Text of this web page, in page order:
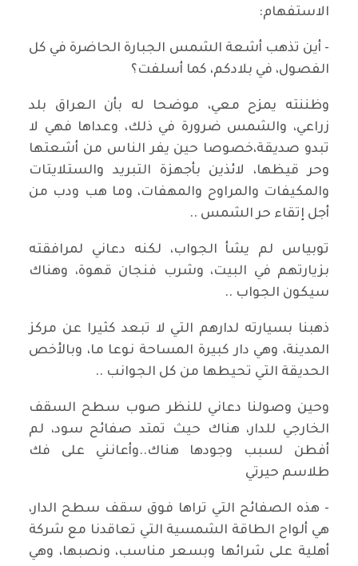
الاستفهام:
- أين تذهب أشعة الشمس الجبارة الحاضرة في كل
الفصول، في بلادكم، كما أسلفت؟
وظننته يمزح معي، موضحا له بأن العراق بلد
زراعي، والشمس ضرورة في ذلك، وعداها فهي لا
تبدو صديقة،خصوصا حين يفر الناس من أشعتها
وحر قيظها، لائذين بأجهزة التبريد والستلايتات
والمكيفات والمراوح والمهفات، وما هب ودب من
أجل إتقاء حر الشمس ..
توبياس لم يشأ الجواب، لكنه دعاني لمرافقته
بزيارتهم في البيت، وشرب فنجان قهوة، وهناك
سيكون الجواب ..
ذهبنا بسيارته لدارهم التي لا تبعد كثيرا عن مركز
المدينة، وهي دار كبيرة المساحة نوعا ما، وبالأخص
الحديقة التي تحيطها من كل الجوانب ..
وحين وصولنا دعاني للنظر صوب سطح السقف
الخارجي للدار، هناك حيث تمتد صفائح سود، لم
أفطن لسبب وجودها هناك..وأعانني على فك
طلاسم حيرتي
- هذه الصفائح التي تراها فوق سقف سطح الدار،
هي ألواح الطاقة الشمسية التي تعاقدنا مع شركة
أهلية على شرائها وبسعر مناسب، ونصبها، وهي